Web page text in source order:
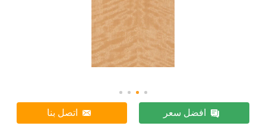
افضل سعر اتصل بنا